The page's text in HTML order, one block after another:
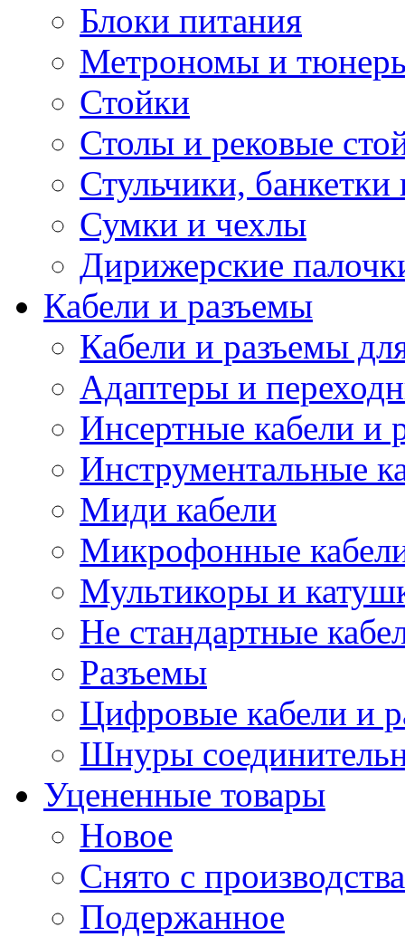
Блоки питания
Метрономы и
Стойки
Столы и рековые
Стульчики, банкетки
Сумки и чехлы
Дирижерские
Кабели и разъемы
Кабели и разъемы
Адаптеры и
Инсертные кабели и
Инструментальные
Миди кабели
Микрофонные
Мультикоры и
Не стандартные
Разъемы
Цифровые кабели и
Шнуры
Уцененные товары
Новое
Снято с производства
Подержанное